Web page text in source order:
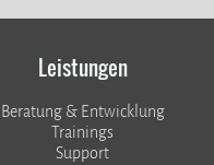
Leistungen
Beratung & Entwicklung
Trainings
Support